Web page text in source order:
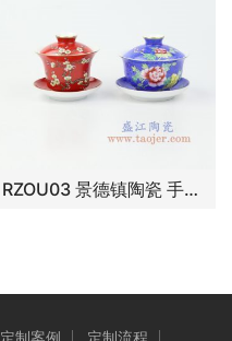
RZOU03 景德镇陶瓷 手绘粉彩扒花红地梅花纹三才盖碗 古玩古董古瓷器老货收藏
定制案例 定制流程